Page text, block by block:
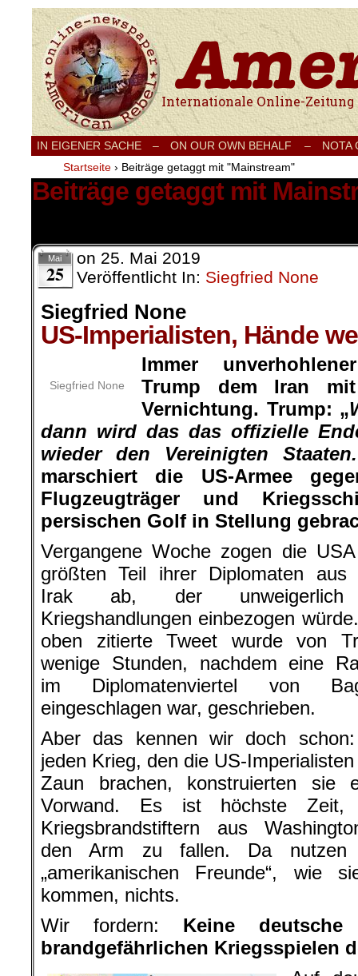
Internationale Onlinezeitung für Frieden,
IN EIGENER SACHE – ON OUR OWN BEHALF –
NOTA
Startseite › Beiträge getaggt mit "Mainstream"
Beiträge getaggt mit
Mai
25
on 25. Mai 2019
Veröffentlicht In: Siegfried None
Siegfried None
US-Imperialisten, Hände
Siegfried None
Immer
Trump dem Iran
Vernichtung. Trump: „
dann wird das das offizielle
wieder den Vereinigten
marschiert die US-Armee
Flugzeugträger und
persischen Golf in Stellung
Vergangene Woche zogen die
größten Teil ihrer Diplomaten aus
Irak ab, der
Kriegshandlungen einbezogen
oben zitierte Tweet wurde von
wenige Stunden, nachdem eine
im Diplomatenviertel von
eingeschlagen war, geschrieben.
Aber das kennen wir doch
jeden Krieg, den die US-
Zaun brachen, konstruierten sie
Vorwand. Es ist höchste Zeit,
Kriegsbrandstiftern aus
den Arm zu fallen. Da nutzen
„amerikanischen Freunde“, wie
kommen, nichts.
Wir fordern: Keine
brandgefährlichen Kriegsspielen